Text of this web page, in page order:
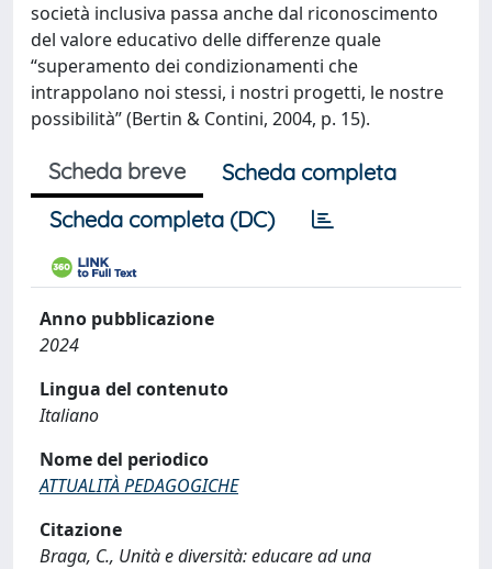
società inclusiva passa anche dal riconoscimento
del valore educativo delle differenze quale
“superamento dei condizionamenti che
intrappolano noi stessi, i nostri progetti, le nostre
possibilità” (Bertin & Contini, 2004, p. 15).
Scheda breve
Scheda completa
Scheda completa (DC)
Anno pubblicazione
2024
Lingua del contenuto
Italiano
Nome del periodico
ATTUALITÀ PEDAGOGICHE
Citazione
Braga, C., Unità e diversità: educare ad una